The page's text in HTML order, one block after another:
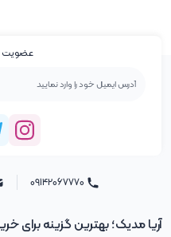
عضویت
آریا مدیک؛ بهترین گزینه برای